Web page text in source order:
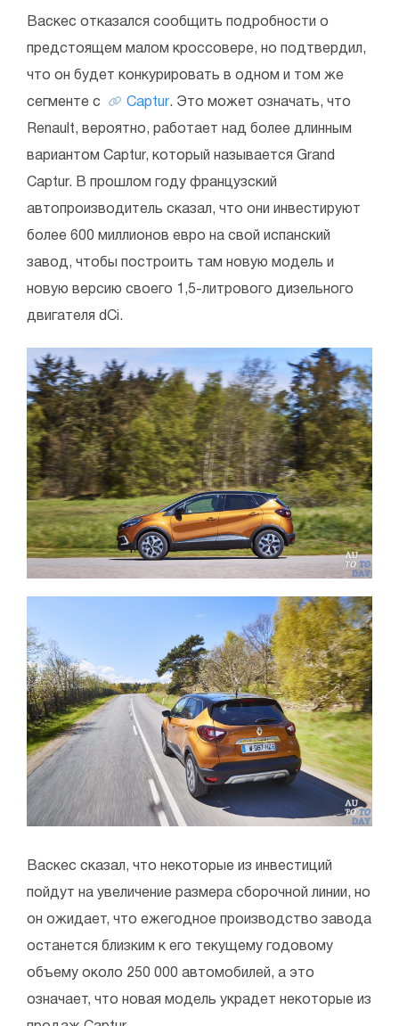
Васкес отказался сообщить подробности о
предстоящем малом кроссовере, но подтвердил,
что он будет конкурировать в одном и том же
сегменте с Captur. Это может означать, что
Renault, вероятно, работает над более длинным
вариантом Captur, который называется Grand
Captur. В прошлом году французский
автопроизводитель сказал, что они инвестируют
более 600 миллионов евро на свой испанский
завод, чтобы построить там новую модель и
новую версию своего 1,5-литрового дизельного
двигателя dCi.
Васкес сказал, что некоторые из инвестиций
пойдут на увеличение размера сборочной линии, но
он ожидает, что ежегодное производство завода
останется близким к его текущему годовому
объему около 250 000 автомобилей, а это
означает, что новая модель украдет некоторые из